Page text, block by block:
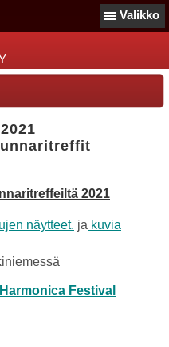
Valikko
2021
näytteet. ja kuvia
Festival